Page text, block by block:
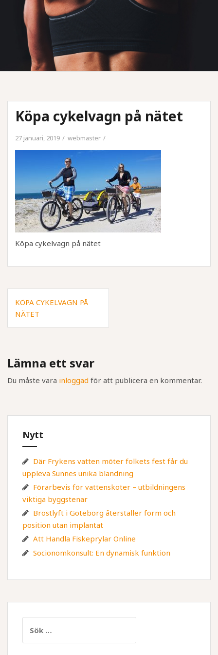
Köpa cykelvagn på nätet
27 januari, 2019 webmaster
Köpa cykelvagn på nätet
Inläggsnavigering
KÖPA CYKELVAGN PÅ
NÄTET
Lämna ett svar
Du måste vara inloggad för att publicera en kommentar.
Nytt
Där Frykens vatten möter folkets fest får du
uppleva Sunnes unika blandning
Förarbevis för vattenskoter – utbildningens
viktiga byggstenar
Bröstlyft i Göteborg återställer form och
position utan implantat
Att Handla Fiskeprylar Online
Socionomkonsult: En dynamisk funktion
efter: